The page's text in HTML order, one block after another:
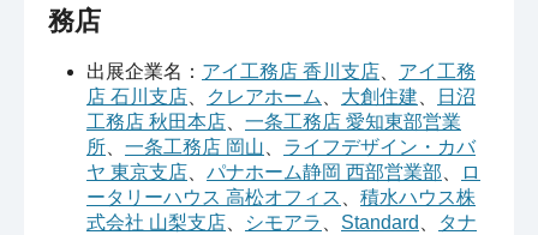
務店
出展企業名： アイ工務店 香川支店
アイ工務
店 石川支店
クレアホーム 大創住建
日沼
工務店 秋田本店
一条工務店 愛知東部営業
所
一条工務店 岡山
ライフデザイン・カバ
ヤ 東京支店
パナホーム静岡 西部営業部
ロ
ータリーハウス 高松オフィス
積水ハウス株
式会社 山梨支店
シモアラ Standard
タナ